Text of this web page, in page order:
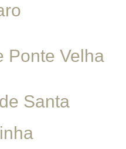
Ponte Velha
Santa